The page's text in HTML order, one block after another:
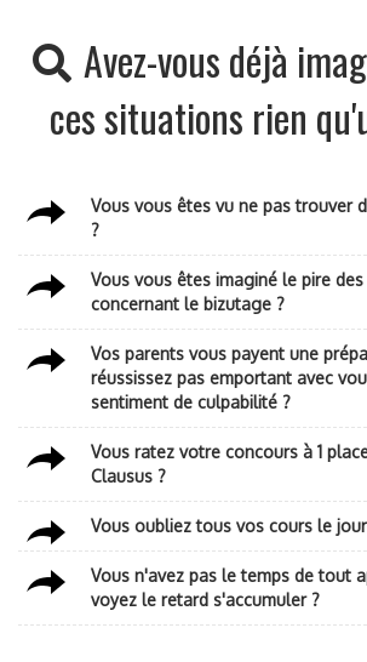
Avez-vous déjà
ces situations rien
Vous vous êtes vu ne pas trouver
?
Vous vous êtes imaginé le pire
concernant le bizutage ?
Vos parents vous payent une
réussissez pas emportant avec
sentiment de culpabilité ?
Vous ratez votre concours à 1
Clausus ?
Vous oubliez tous vos cours le
Vous n'avez pas le temps de tout
voyez le retard s'accumuler ?